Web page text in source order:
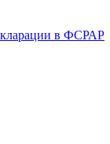
в ФСРАР